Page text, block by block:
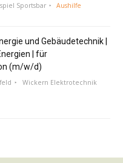
Sportsbar Aushilfe
und Gebäudetechnik |
| für
(m/w/d)
Wickern Elektrotechnik